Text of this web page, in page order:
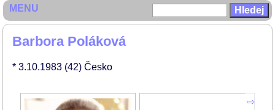
Barbora Poláková
* 3.10.1983 (42) Česko
MENU